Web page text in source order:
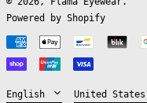
Powered by Shopify
Payment
methods
Language
English
Español
Country/
United States
CFA)
Canada (CAD $)
Cape Verde
(USD $)